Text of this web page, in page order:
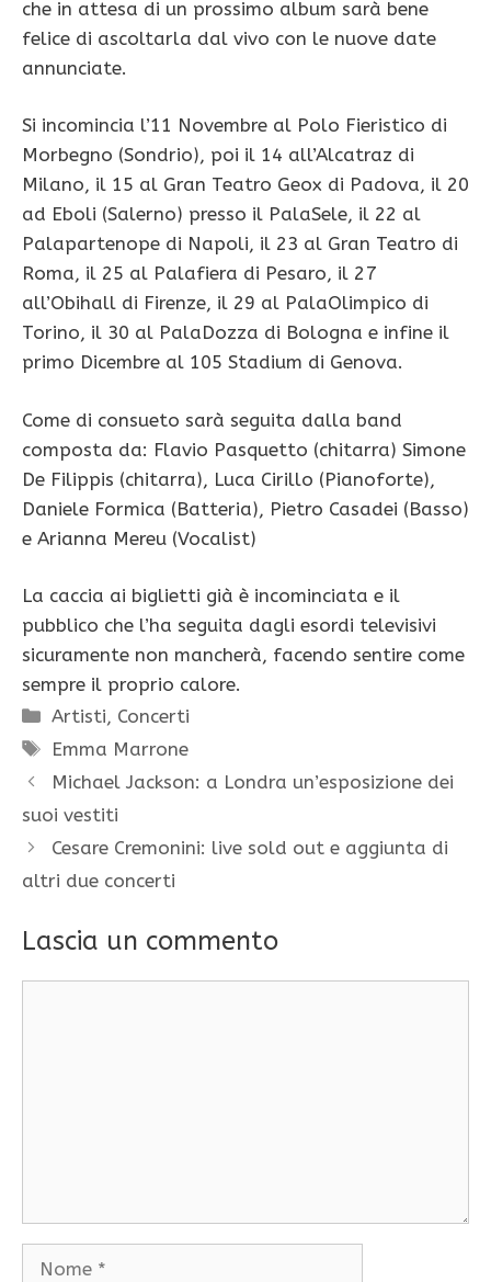
che in attesa di un prossimo album sarà bene
felice di ascoltarla dal vivo con le nuove date
annunciate.
Si incomincia l’11 Novembre al Polo Fieristico di
Morbegno (Sondrio), poi il 14 all’Alcatraz di
Milano, il 15 al Gran Teatro Geox di Padova, il 20
ad Eboli (Salerno) presso il PalaSele, il 22 al
Palapartenope di Napoli, il 23 al Gran Teatro di
Roma, il 25 al Palafiera di Pesaro, il 27
all’Obihall di Firenze, il 29 al PalaOlimpico di
Torino, il 30 al PalaDozza di Bologna e infine il
primo Dicembre al 105 Stadium di Genova.
Come di consueto sarà seguita dalla band
composta da: Flavio Pasquetto (chitarra) Simone
De Filippis (chitarra), Luca Cirillo (Pianoforte),
Daniele Formica (Batteria), Pietro Casadei (Basso)
e Arianna Mereu (Vocalist)
La caccia ai biglietti già è incominciata e il
pubblico che l’ha seguita dagli esordi televisivi
sicuramente non mancherà, facendo sentire come
sempre il proprio calore.
Categorie
Artisti, Concerti
Tag
Emma Marrone
Michael Jackson: a Londra un’esposizione dei
suoi vestiti
Cesare Cremonini: live sold out e aggiunta di
altri due concerti
Lascia un commento